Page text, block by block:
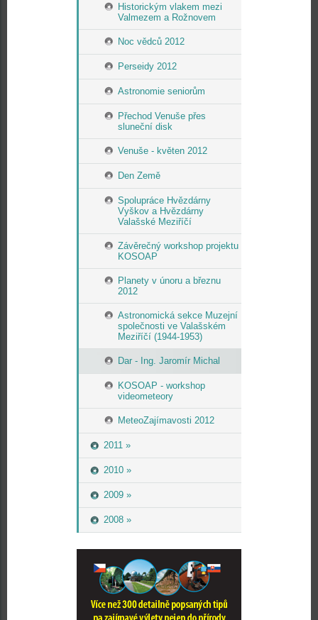
Historickým vlakem mezi
Valmezem a Rožnovem
Noc vědců 2012
Perseidy 2012
Astronomie seniorům
Přechod Venuše přes
sluneční disk
Venuše - květen 2012
Den Země
Spolupráce Hvězdárny
Vyškov a Hvězdárny
Valašské Meziříčí
Závěrečný workshop projektu
KOSOAP
Planety v únoru a březnu
2012
Astronomická sekce Muzejní
společnosti ve Valašském
Meziříčí (1944-1953)
Dar - Ing. Jaromír Michal
KOSOAP - workshop
videometeory
MeteoZajímavosti 2012
2011 »
2010 »
2009 »
2008 »